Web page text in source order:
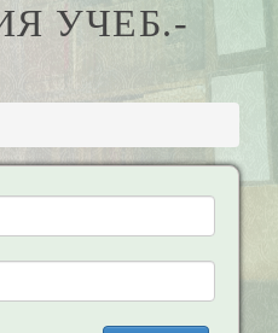
УЧЕБ.-